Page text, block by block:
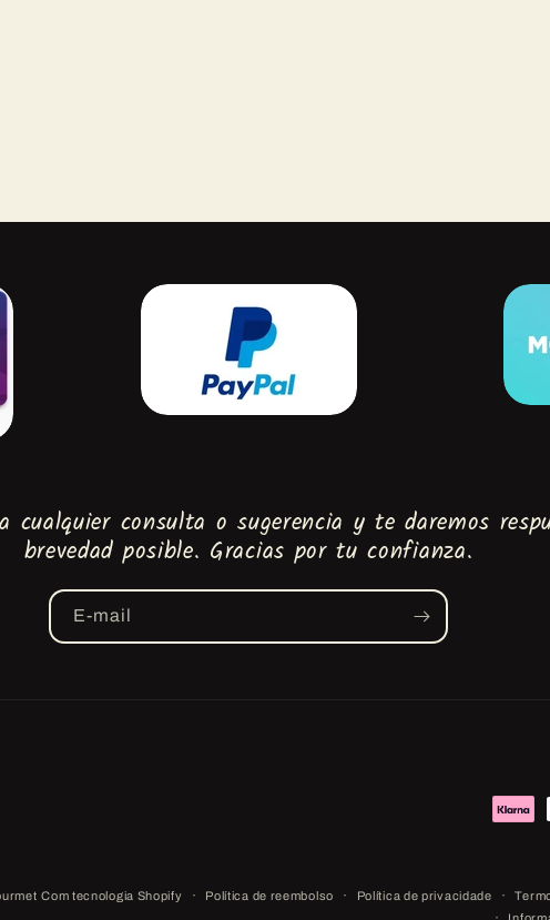
cualquier consulta o sugerencia y te daremos
brevedad posible. Gracias por tu confianza.
E-mail
Com tecnologia Shopify Política de reembolso Política de privacidade